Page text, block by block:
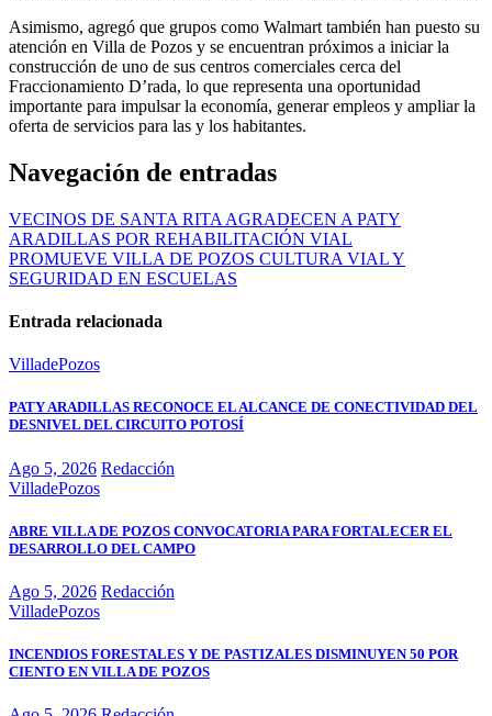
Asimismo, agregó que grupos como Walmart también han puesto su
atención en Villa de Pozos y se encuentran próximos a iniciar la
construcción de uno de sus centros comerciales cerca del
Fraccionamiento D’rada, lo que representa una oportunidad
importante para impulsar la economía, generar empleos y ampliar la
oferta de servicios para las y los habitantes.
Navegación de entradas
VECINOS DE SANTA RITA AGRADECEN A PATY
ARADILLAS POR REHABILITACIÓN VIAL
PROMUEVE VILLA DE POZOS CULTURA VIAL Y
SEGURIDAD EN ESCUELAS
Entrada relacionada
VilladePozos
PATY ARADILLAS RECONOCE EL ALCANCE DE CONECTIVIDAD DEL
DESNIVEL DEL CIRCUITO POTOSÍ
Ago 5, 2026 Redacción
VilladePozos
ABRE VILLA DE POZOS CONVOCATORIA PARA FORTALECER EL
DESARROLLO DEL CAMPO
Ago 5, 2026 Redacción
VilladePozos
INCENDIOS FORESTALES Y DE PASTIZALES DISMINUYEN 50 POR
CIENTO EN VILLA DE POZOS